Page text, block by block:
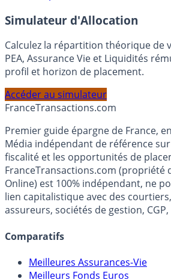
En savoir plus
Simulateur d'Allocation
Calculez la répartition théorique de
PEA, Assurance Vie et Liquidités
profil et horizon de placement.
Accéder au simulateur
FranceTransactions.com
Premier guide épargne de France,
Média indépendant de référence sur
fiscalité et les opportunités de
FranceTransactions.com (propriété
Online) est 100% indépendant, ne
lien capitalistique avec des courtiers,